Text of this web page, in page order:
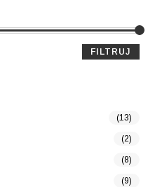
FILTRUJ
(13)
(2)
(8)
(9)